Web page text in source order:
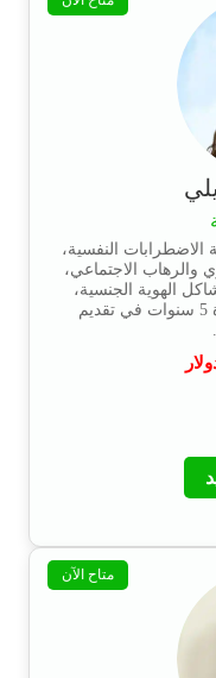
الاضطرابات النفسية،
والرهاب الاجتماعي،
الهوية الجنسية،
ماجستر في علم النفس ولديها خبرة 5 سنوات في تقديم
متاح الآن